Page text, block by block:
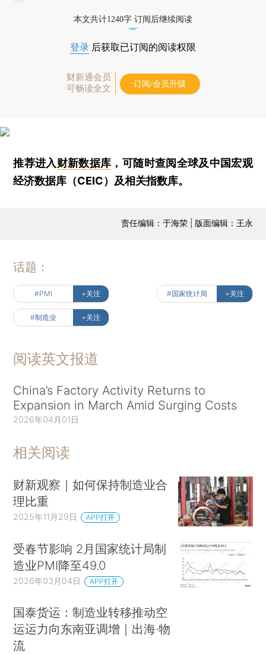
本文共计1240字 订阅后继续阅读
登录 后获取已订阅的阅读权限
财新通会员
可畅读全文
订阅/会员升级
推荐进入财新数据库 ，可随时查阅全球及中国宏观
经济数据库（CEIC）及相关指数库。
责任编辑：于海荣 | 版面编辑：王永
话题：
#PMI +关注 #国家统计局 +关注
#制造业 +关注
阅读英文报道
China’s Factory Activity Returns to
Expansion in March Amid Surging Costs
2026年04月01日
相关阅读
财新观察｜如何保持制造业合
理比重
2025年11月29日 APP打开
受春节影响 2月国家统计局制
造业PMI降至49.0
2026年03月04日 APP打开
国泰货运：制造业转移推动空
运运力向东南亚调增｜出海·物
流